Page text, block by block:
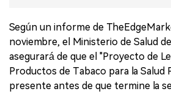
Según un informe de
noviembre, el Ministerio de Salud
asegurará de que el "Proyecto de
Productos de Tabaco para la Salud
presente antes de que termine la